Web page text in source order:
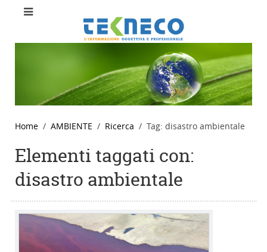
Home AMBIENTE Ricerca Tag: disastro ambientale
Elementi taggati con:
disastro ambientale